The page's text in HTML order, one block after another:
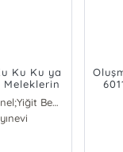
Ku Ku ya
Meleklerin
Enis Batur;Şavkar Altınel;Yiğit Bener;Tarık Günersel